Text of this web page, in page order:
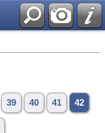
39 40 41 42